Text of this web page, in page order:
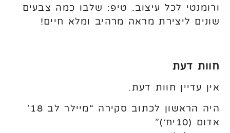
ורומנטי לכל עיצוב. טיפ: שלבו כמה צבעים
שונים ליצירת מראה מרהיב ומלא חיים!
חוות דעת
אין עדיין חוות דעת.
היה הראשון לכתוב סקירה “מיילר לב 18'
אדום (10יח׳)”